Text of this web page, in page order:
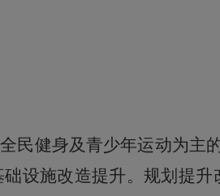
民健身及青少年运动为主
设施改造提升。规划提升